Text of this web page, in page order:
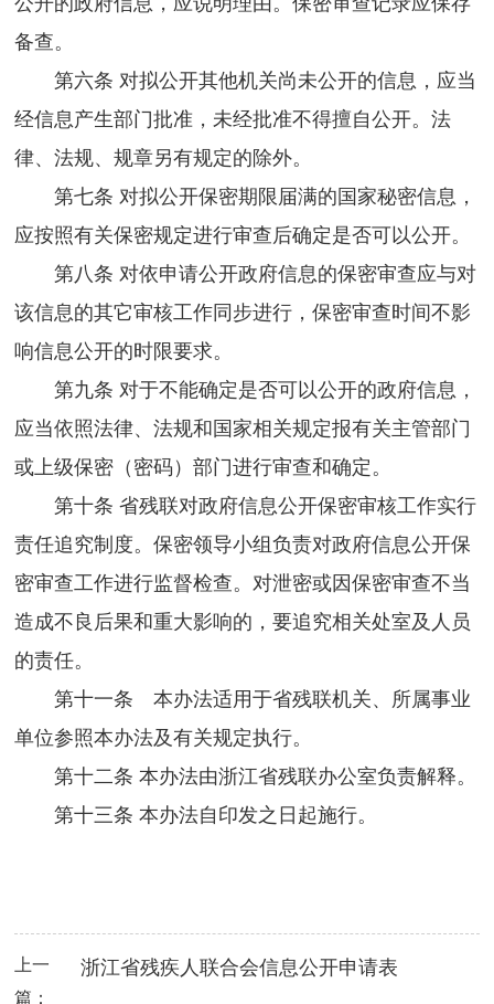
备查。
第六条 对拟公开其他机关尚未公开的信息，应当
经信息产生部门批准，未经批准不得擅自公开。法
律、法规、规章另有规定的除外。
第七条 对拟公开保密期限届满的国家秘密信息，
应按照有关保密规定进行审查后确定是否可以公开。
第八条 对依申请公开政府信息的保密审查应与对
该信息的其它审核工作同步进行，保密审查时间不影
响信息公开的时限要求。
第九条 对于不能确定是否可以公开的政府信息，
应当依照法律、法规和国家相关规定报有关主管部门
或上级保密（密码）部门进行审查和确定。
第十条 省残联对政府信息公开保密审核工作实行
责任追究制度。保密领导小组负责对政府信息公开保
密审查工作进行监督检查。对泄密或因保密审查不当
造成不良后果和重大影响的，要追究相关处室及人员
的责任。
第十一条 本办法适用于省残联机关、所属事业
单位参照本办法及有关规定执行。
第十二条 本办法由浙江省残联办公室负责解释。
第十三条 本办法自印发之日起施行。
上一
篇：
浙江省残疾人联合会信息公开申请表